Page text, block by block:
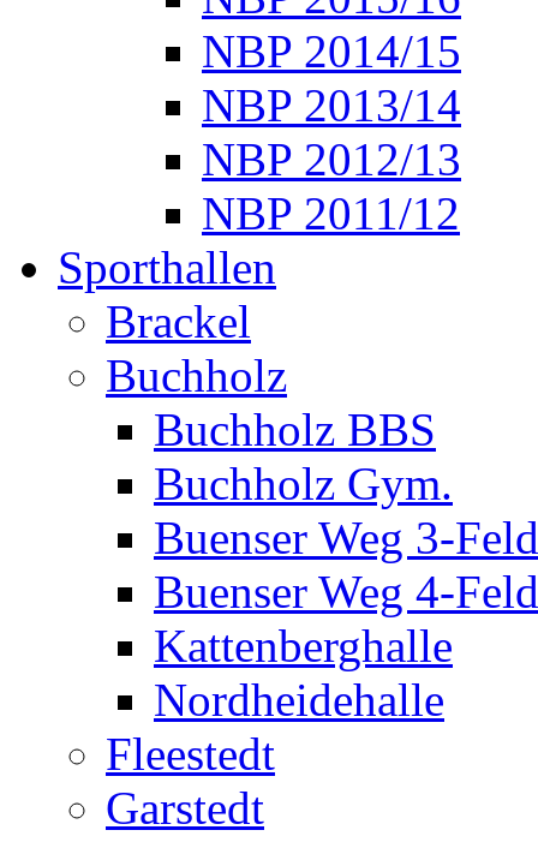
NBP 2014/15
NBP 2013/14
NBP 2012/13
NBP 2011/12
Sporthallen
Brackel
Buchholz
Buchholz BBS
Buchholz Gym.
Buenser Weg 3-Feld
Buenser Weg 4-Feld
Kattenberghalle
Nordheidehalle
Fleestedt
Garstedt